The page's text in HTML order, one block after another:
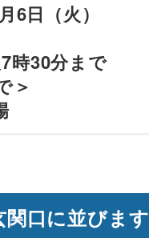
6日（火）
時30分まで
＞
関口に並びます